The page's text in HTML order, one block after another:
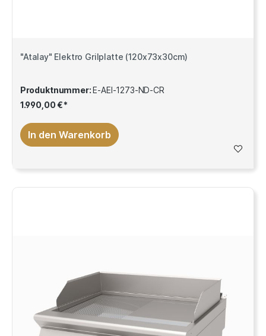
"Atalay" Elektro Grilplatte (120x73x30cm)
Produktnummer:E-AEI-1273-ND-CR
1.990,00 €*
In den Warenkorb